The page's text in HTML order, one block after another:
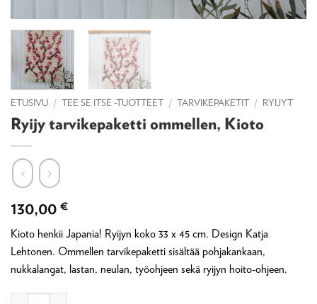
ETUSIVU / TEE SE ITSE -TUOTTEET / TARVIKEPAKETIT / RYIJYT
Ryijy tarvikepaketti ommellen, Kioto
130,00 €
Kioto henkii Japania! Ryijyn koko 33 x 45 cm. Design Katja
Lehtonen. Ommellen tarvikepaketti sisältää pohjakankaan,
nukkalangat, lastan, neulan, työohjeen sekä ryijyn hoito-ohjeen.